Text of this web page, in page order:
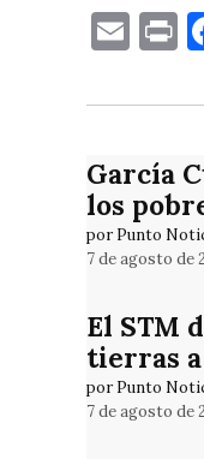
García
los
por Punto
7 de agosto de
El STM
tierras
por Punto
7 de agosto de